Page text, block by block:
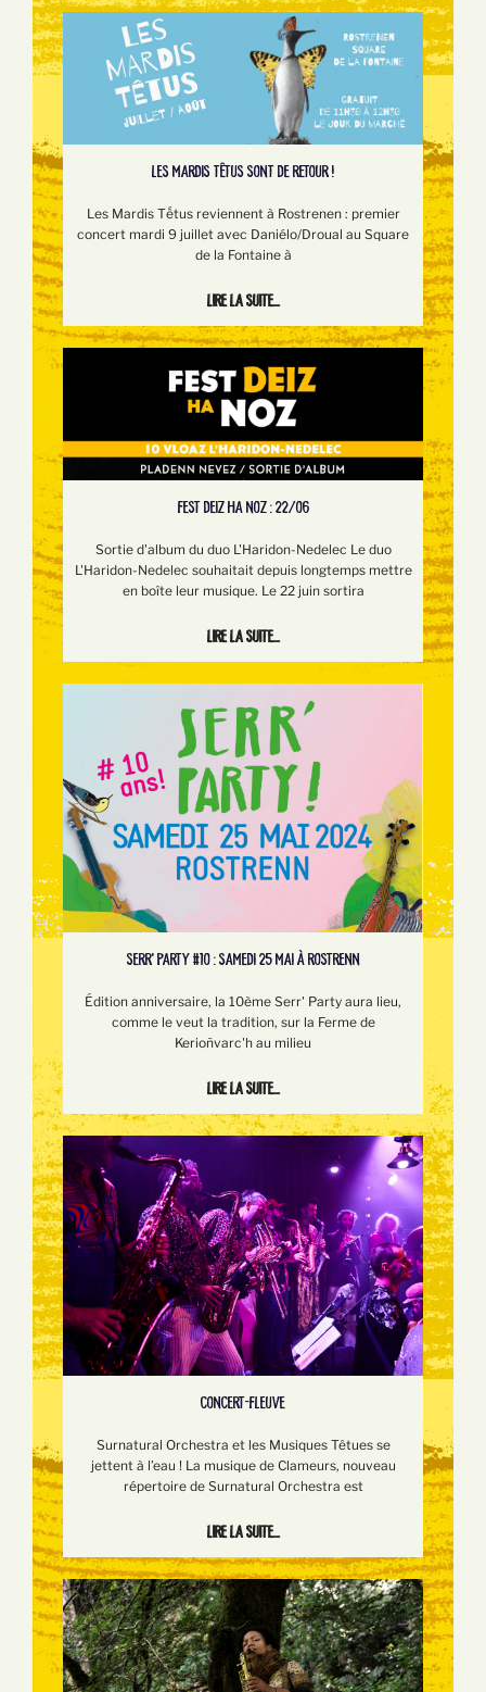
LES MARDIS TÊTUS SONT DE RETOUR !
Les Mardis Tếtus reviennent à Rostrenen : premier
concert mardi 9 juillet avec Daniélo/Droual au Square
de la Fontaine à
Lire la suite...
FEST DEIZ HA NOZ : 22/06
Sortie d'album du duo L'Haridon-Nedelec Le duo
L'Haridon-Nedelec souhaitait depuis longtemps mettre
en boîte leur musique. Le 22 juin sortira
Lire la suite...
SERR’ PARTY #10 : SAMEDI 25 MAI À ROSTRENN
Édition anniversaire, la 10ème Serr' Party aura lieu,
comme le veut la tradition, sur la Ferme de
Kerioñvarc'h au milieu
Lire la suite...
CONCERT-FLEUVE
Surnatural Orchestra et les Musiques Têtues se
jettent à l’eau ! La musique de Clameurs, nouveau
répertoire de Surnatural Orchestra est
Lire la suite...